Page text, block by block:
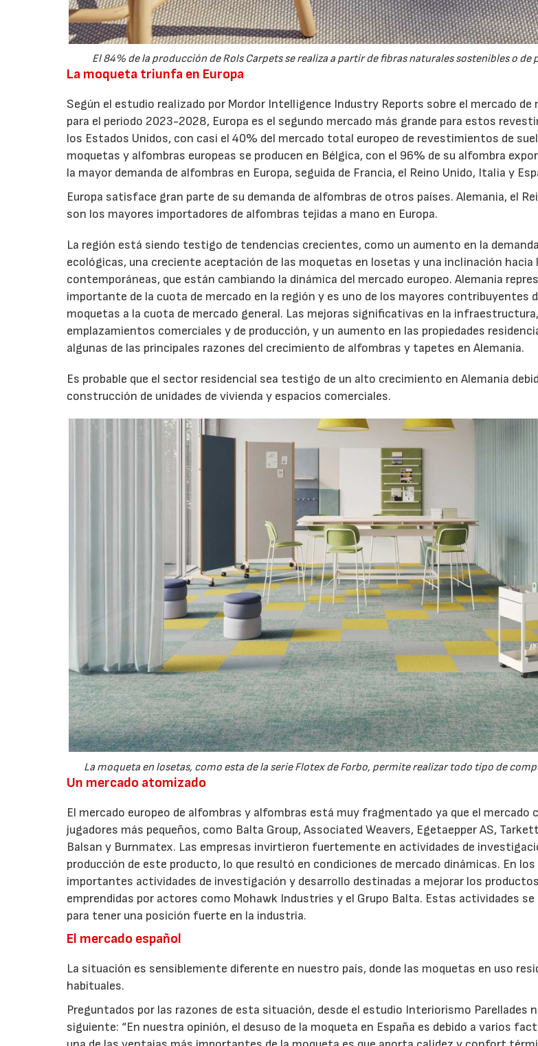
El 84% de la producción de Rols Carpets se realiza a partir de fibras naturales sostenibles o de
La moqueta triunfa en Europa
Según el estudio realizado por Mordor Intelligence Industry Reports sobre el mercado
para el periodo 2023-2028, Europa es el segundo mercado más grande para estos
los Estados Unidos, con casi el 40% del mercado total europeo de revestimientos de
moquetas y alfombras europeas se producen en Bélgica, con el 96% de su alfombra
la mayor demanda de alfombras en Europa, seguida de Francia, el Reino Unido, Italia y
Europa satisface gran parte de su demanda de alfombras de otros países. Alemania, el
son los mayores importadores de alfombras tejidas a mano en Europa.
La región está siendo testigo de tendencias crecientes, como un aumento en la
ecológicas, una creciente aceptación de las moquetas en losetas y una inclinación hacia
contemporáneas, que están cambiando la dinámica del mercado europeo. Alemania
importante de la cuota de mercado en la región y es uno de los mayores contribuyentes
moquetas a la cuota de mercado general. Las mejoras significativas en la
emplazamientos comerciales y de producción, y un aumento en las propiedades
algunas de las principales razones del crecimiento de alfombras y tapetes en Alemania.
Es probable que el sector residencial sea testigo de un alto crecimiento en Alemania
construcción de unidades de vivienda y espacios comerciales.
La moqueta en losetas, como esta de la serie Flotex de Forbo, permite realizar todo tipo de
Un mercado atomizado
El mercado europeo de alfombras y alfombras está muy fragmentado ya que el mercado
jugadores más pequeños, como Balta Group, Associated Weavers, Egetaepper AS,
Balsan y Burnmatex. Las empresas invirtieron fuertemente en actividades de
producción de este producto, lo que resultó en condiciones de mercado dinámicas. En
importantes actividades de investigación y desarrollo destinadas a mejorar los
emprendidas por actores como Mohawk Industries y el Grupo Balta. Estas actividades se
para tener una posición fuerte en la industria.
El mercado español
La situación es sensiblemente diferente en nuestro país, donde las moquetas en uso
habituales.
Preguntados por las razones de esta situación, desde el estudio Interiorismo Parellades
siguiente: “En nuestra opinión, el desuso de la moqueta en España es debido a varios